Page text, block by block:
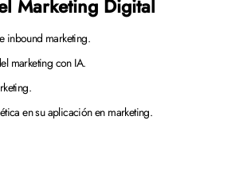
Marketing Digital
inbound marketing.
marketing con IA.
en su aplicación en marketing.